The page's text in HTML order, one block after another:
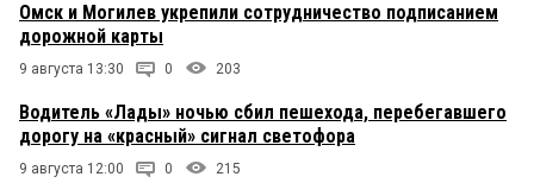
Омск и Могилев укрепили сотрудничество подписанием
дорожной карты
9 августа 13:30 0 203
Водитель «Лады» ночью сбил пешехода, перебегавшего
дорогу на «красный» сигнал светофора
9 августа 12:00 0 215